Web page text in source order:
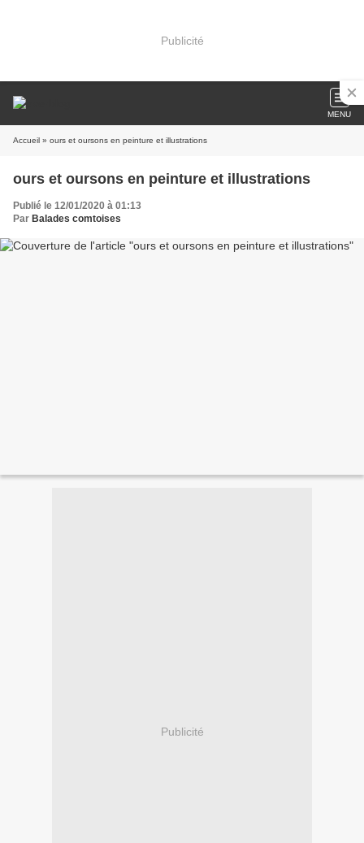
Publicité
MENU
Accueil » ours et oursons en peinture et illustrations
ours et oursons en peinture et illustrations
Publié le 12/01/2020 à 01:13
Par Balades comtoises
Publicité